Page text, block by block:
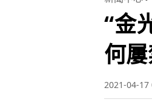
“金
何屢
2021-04-17